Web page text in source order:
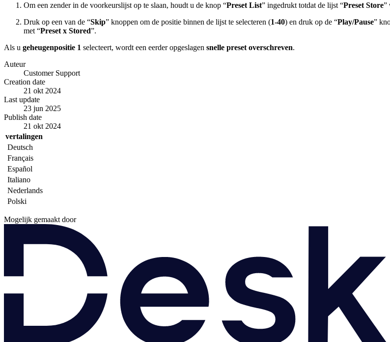
Om een zender in de voorkeurslijst op te slaan, houdt u de knop “Preset List” ingedrukt totdat de lijst “Preset Store”
Druk op een van de “Skip” knoppen om de positie binnen de lijst te selecteren (1-40) en druk op de “Play/Pause”
met “Preset x Stored”.
Als u geheugenpositie 1 selecteert, wordt een eerder opgeslagen snelle preset overschreven.
Auteur
Customer Support
Creation date
21 okt 2024
Last update
23 jun 2025
Publish date
21 okt 2024
vertalingen
Deutsch
Français
Español
Italiano
Nederlands
Polski
Mogelijk gemaakt door